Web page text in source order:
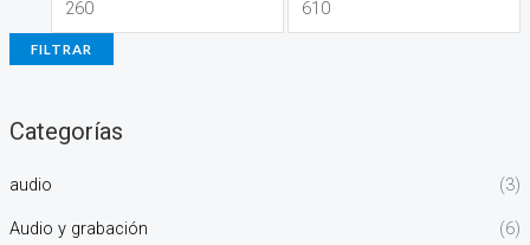
FILTRAR
Categorías
audio (3)
Audio y grabación (6)